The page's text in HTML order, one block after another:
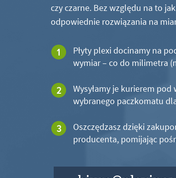
czy czarne. Bez względu na to
odpowiednie rozwiązania na
Płyty plexi docinamy na
wymiar – co do milimetra
Wysyłamy je kurierem
wybranego paczkomatu
Oszczędzasz dzięki
producenta, pomijając